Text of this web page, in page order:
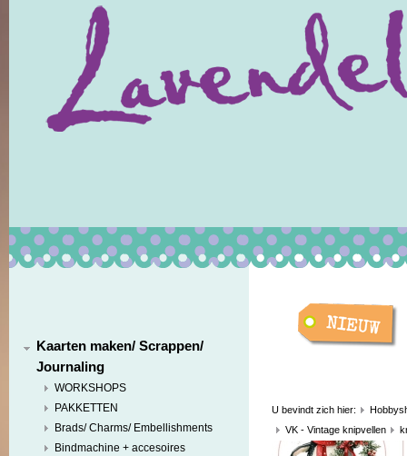
Kaarten maken/ Scrappen/
Journaling
WORKSHOPS
PAKKETTEN
Brads/ Charms/ Embellishments
Bindmachine + accesoires
U bevindt zich hier:
VK - Vintage knipvellen